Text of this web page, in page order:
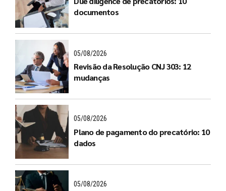
documentos
05/08/2026
Revisão da Resolução CNJ 303: 12
mudanças
05/08/2026
Plano de pagamento do precatório: 10
dados
05/08/2026